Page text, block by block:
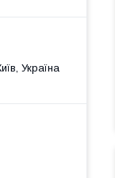
Україна